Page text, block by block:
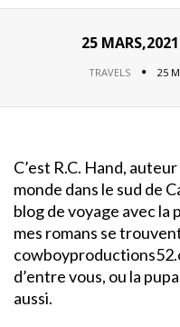
25
TRAVELS 25
C’est R.C. Hand,
monde dans le sud de
blog de voyage avec la
mes romans se
d’entre vous, ou la
aussi.